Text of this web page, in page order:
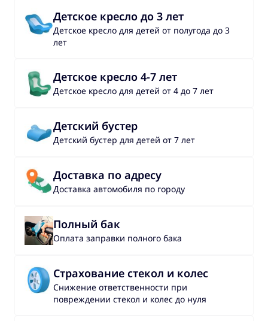
Детское кресло до 3 лет
Детское кресло для детей от полугода до 3
лет
Детское кресло 4-7 лет
Детское кресло для детей от 4 до 7 лет
Детский бустер
Детский бустер для детей от 7 лет
Доставка по адресу
Доставка автомобиля по городу
Полный бак
Оплата заправки полного бака
Страхование стекол и колес
Снижение ответственности при
повреждении стекол и колес до нуля